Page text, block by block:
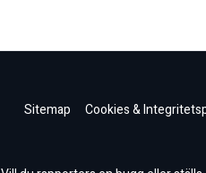
Sitemap Cookies &